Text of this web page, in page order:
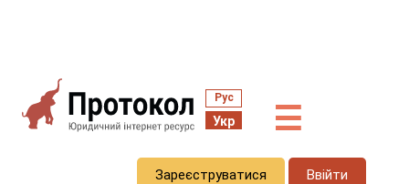
Рус
Укр ☰
Зареєструватися Ввійти